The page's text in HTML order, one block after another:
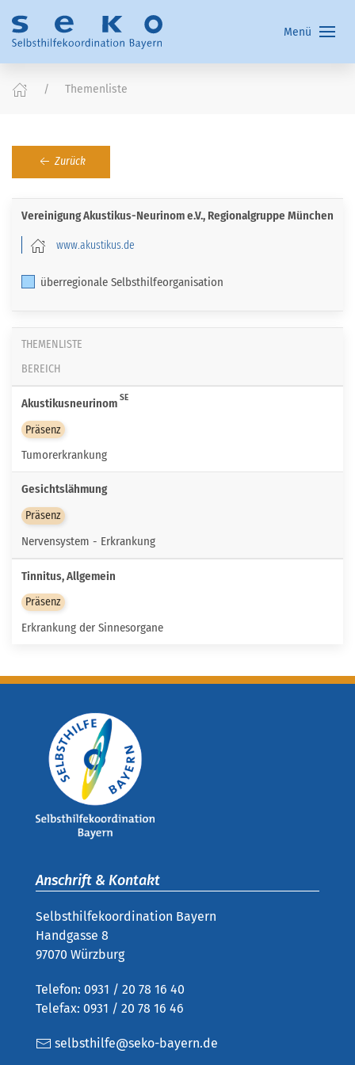
Menü
Themenliste
Zurück
Vereinigung Akustikus-Neurinom e.V., Regionalgruppe München
www.akustikus.de
überregionale Selbsthilfeorganisation
THEMENLISTE
BEREICH
Akustikusneurinom SE
Präsenz
Tumorerkrankung
Gesichtslähmung
Präsenz
Nervensystem - Erkrankung
Tinnitus, Allgemein
Präsenz
Erkrankung der Sinnesorgane
Anschrift & Kontakt
Selbsthilfekoordination Bayern
Handgasse 8
97070 Würzburg
Telefon: 0931 / 20 78 16 40
Telefax: 0931 / 20 78 16 46
selbsthilfe@seko-bayern.de